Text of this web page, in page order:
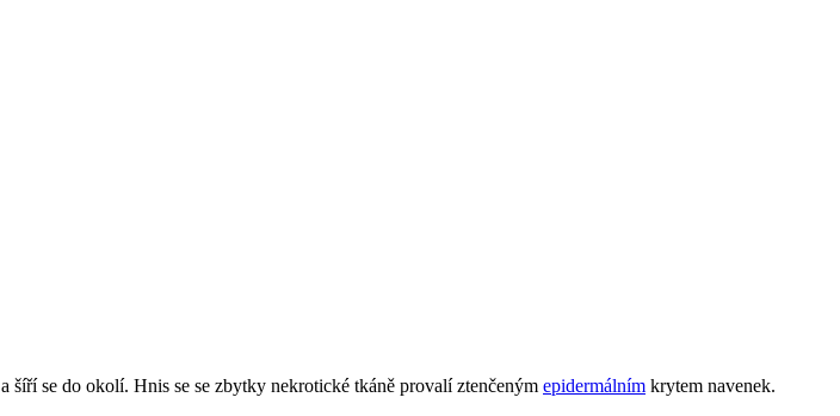
a šíří se do okolí. Hnis se se zbytky nekrotické tkáně provalí ztenčeným epidermálním krytem navenek.